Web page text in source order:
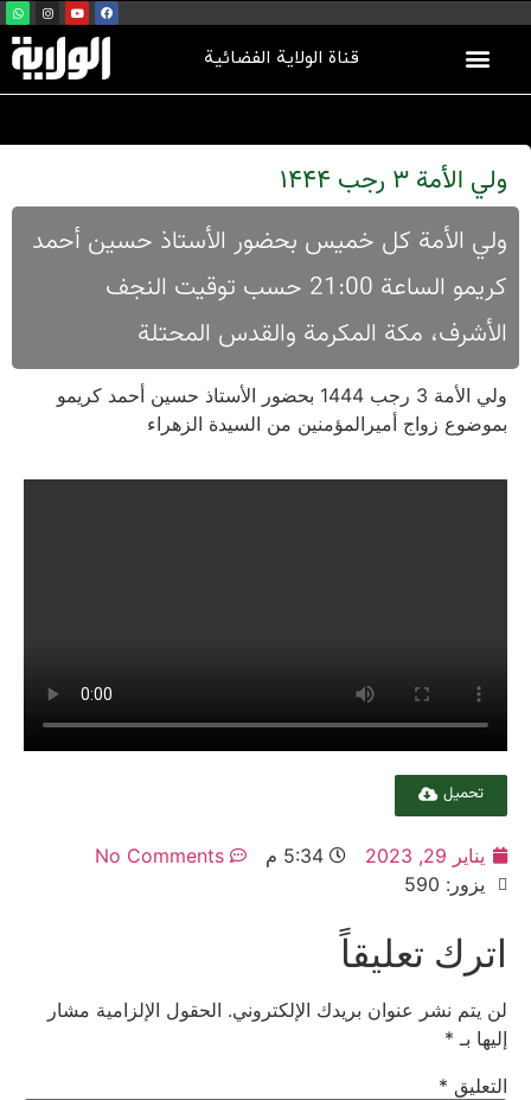
قناة الولاية الفضائية
ولي الأمة 3 رجب 1444
ولي الأمة کل خمیس بحضور الأستاذ حسین أحمد
کریمو الساعة 21:00 حسب توقیت النجف
الأشرف، مکة المکرمة والقدس المحتلة
ولي الأمة 3 رجب 1444 بحضور الأستاذ حسین أحمد کریمو
بموضوع زواج أمیرالمؤمنین من السیدة الزهراء
تحميل
يناير 29, 2023 5:34 م
No Comments
يزور: 590
اترك تعليقاً
لن يتم نشر عنوان بريدك الإلكتروني. الحقول الإلزامية مشار
إليها بـ *
التعليق *